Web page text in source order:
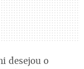
desejou o